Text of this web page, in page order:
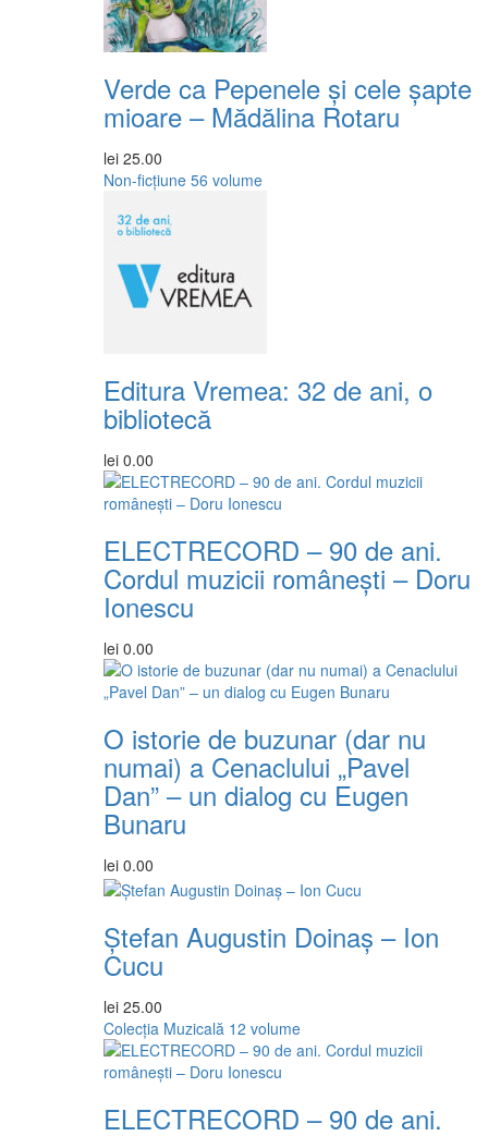
Verde ca Pepenele și cele șapte
mioare – Mădălina Rotaru
lei 25.00
Non-ficțiune 56 volume
Editura Vremea: 32 de ani, o
bibliotecă
lei 0.00
ELECTRECORD – 90 de ani.
Cordul muzicii românești – Doru
Ionescu
lei 0.00
O istorie de buzunar (dar nu
numai) a Cenaclului „Pavel
Dan” – un dialog cu Eugen
Bunaru
lei 0.00
Ștefan Augustin Doinaș – Ion
Cucu
lei 25.00
Colecția Muzicală 12 volume
ELECTRECORD – 90 de ani.